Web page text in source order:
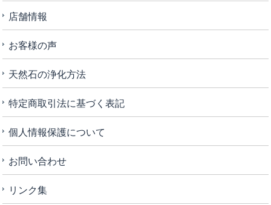
店舗情報
お客様の声
天然石の浄化方法
特定商取引法に基づく表記
個人情報保護について
お問い合わせ
リンク集